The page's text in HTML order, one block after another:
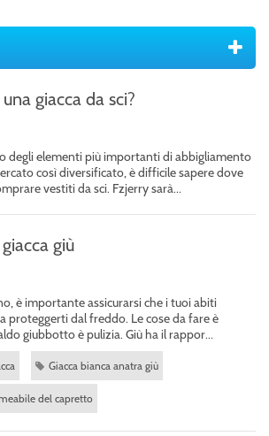
giacca da sci?
degli elementi più importanti di abbigliamento
così diversificato, è difficile sapere dove
vestiti da sci. Fzjerry sarà...
giù
è importante assicurarsi che i tuoi abiti
proteggerti dal freddo. Le cose da fare è
giubbotto è pulizia. Giù ha il rappor...
Giacca bianca anatra giù
del capretto